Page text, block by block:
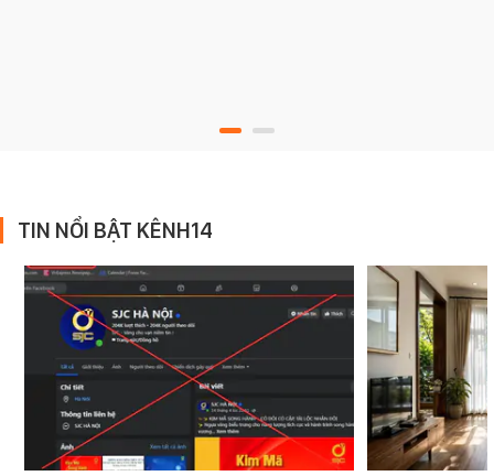
TIN NỔI BẬT KÊNH14